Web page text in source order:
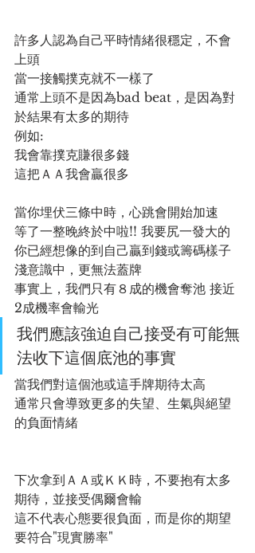
許多人認為自己平時情緒很穩定，不會
上頭
當一接觸撲克就不一樣了
通常上頭不是因為bad beat，是因為對
於結果有太多的期待
例如:
我會靠撲克賺很多錢
這把ＡＡ我會贏很多
當你埋伏三條中時，心跳會開始加速
等了一整晚終於中啦!! 我要尻一發大的
你已經想像的到自己贏到錢或籌碼樣子
淺意識中，更無法蓋牌
事實上，我們只有８成的機會奪池 接近
2成機率會輸光
我們應該強迫自己接受有可能無
法收下這個底池的事實
當我們對這個池或這手牌期待太高
通常只會導致更多的失望、生氣與絕望
的負面情緒
下次拿到ＡＡ或ＫＫ時，不要抱有太多
期待，並接受偶爾會輸
這不代表心態要很負面，而是你的期望
要符合"現實勝率"